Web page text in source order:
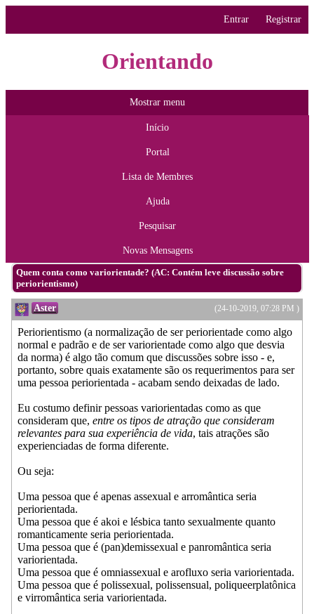
Entrar Registrar
Orientando
Mostrar menu
Início
Portal
Lista de Membres
Ajuda
Pesquisar
Novas Mensagens
Quem conta como variorientade? (AC: Contém leve discussão sobre
periorientismo)
(24-10-2019, 07:28 PM )
Aster
Periorientismo (a normalização de ser periorientade como algo
normal e padrão e de ser variorientade como algo que desvia
da norma) é algo tão comum que discussões sobre isso - e,
portanto, sobre quais exatamente são os requerimentos para ser
uma pessoa periorientada - acabam sendo deixadas de lado.
Eu costumo definir pessoas variorientadas como as que
consideram que, entre os tipos de atração que consideram
relevantes para sua experiência de vida, tais atrações são
experienciadas de forma diferente.
Ou seja:
Uma pessoa que é apenas assexual e arromântica seria
periorientada.
Uma pessoa que é akoi e lésbica tanto sexualmente quanto
romanticamente seria periorientada.
Uma pessoa que é (pan)demissexual e panromântica seria
variorientada.
Uma pessoa que é omniassexual e arofluxo seria variorientada.
Uma pessoa que é polissexual, polissensual, poliqueerplatônica
e virromântica seria variorientada.